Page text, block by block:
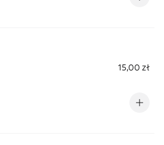
15,00 zł